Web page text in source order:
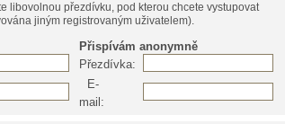
libovolnou přezdívku, pod kterou chcete vystupovat
jiným registrovaným uživatelem).
Přispívám anonymně
Přezdívka:
E-
mail: